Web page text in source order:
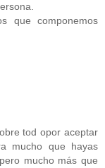
que componemos
tod opor aceptar
mucho que hayas
mucho más que